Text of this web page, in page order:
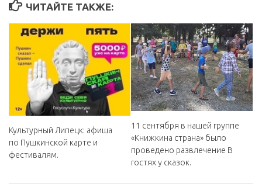
ЧИТАЙТЕ ТАКЖЕ:
Культурный Липецк: афиша
по Пушкинской карте и
фестивалям.
11 сентября в нашей группе
«Книжкина страна» было
проведено развлечение В
гостях у сказок.